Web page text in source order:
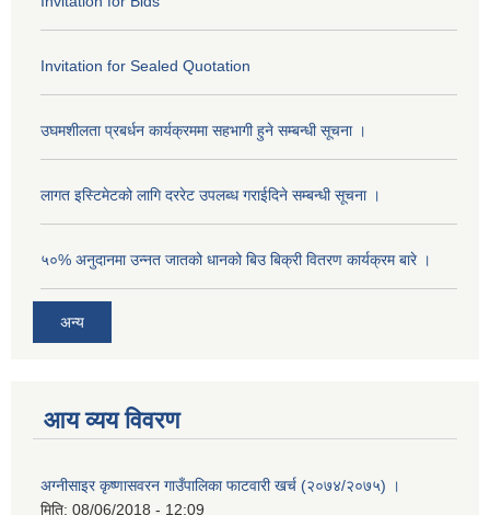
Invitation for Sealed Quotation
उघमशीलता प्रबर्धन कार्यक्रममा सहभागी हुने सम्बन्धी सूचना ।
लागत इस्टिमेटको लागि दररेट उपलब्ध गराईदिने सम्बन्धी सूचना ।
५०% अनुदानमा उन्नत जातको धानको बिउ बिक्री वितरण कार्यक्रम बारे ।
अन्य
आय व्यय विवरण
अग्नीसाइर कृष्णासवरन गाउँपालिका फाटवारी खर्च (२०७४/२०७५) ।
मिति: 08/06/2018 - 12:09